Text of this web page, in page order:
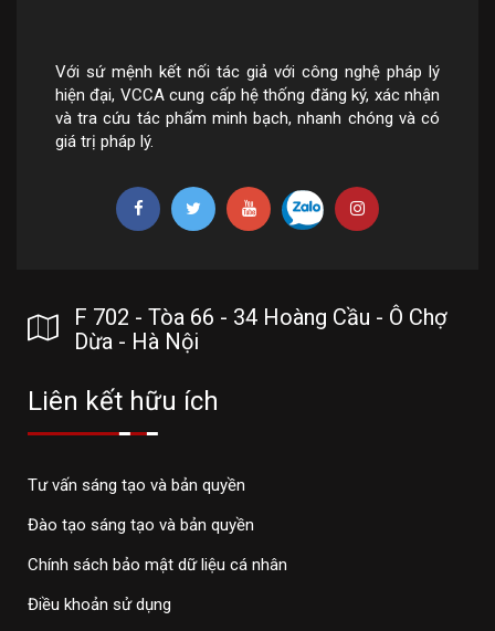
Với sứ mệnh kết nối tác giả với công nghệ pháp lý
hiện đại, VCCA cung cấp hệ thống đăng ký, xác nhận
và tra cứu tác phẩm minh bạch, nhanh chóng và có
giá trị pháp lý.
F 702 - Tòa 66 - 34 Hoàng Cầu - Ô Chợ
Dừa - Hà Nội
Liên kết hữu ích
Tư vấn sáng tạo và bản quyền
Đào tạo sáng tạo và bản quyền
Chính sách bảo mật dữ liệu cá nhân
Điều khoản sử dụng